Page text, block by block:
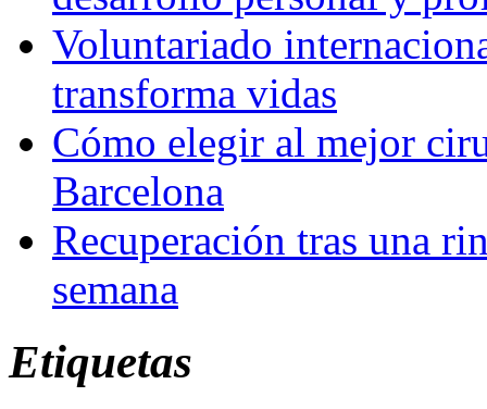
Voluntariado
transforma vidas
Cómo elegir al mejor
Barcelona
Recuperación tras una
semana
Etiquetas